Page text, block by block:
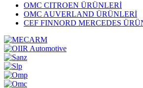
OMC CITROEN ÜRÜNLERİ
OMC AUVERLAND ÜRÜNLERİ
CEF FINNORD MERCEDES